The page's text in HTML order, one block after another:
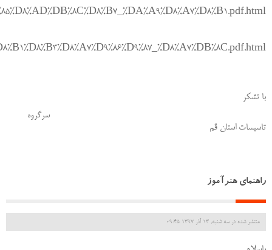
با تشکر
سرگروه
تاسیسات استان قم
راهنمای هنرآموز
منتشر شده در سه شنبه, 13 آذر 1397 09:45